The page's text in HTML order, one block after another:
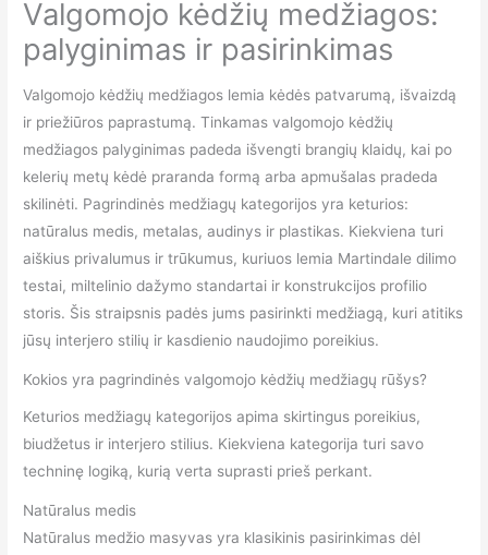
Valgomojo kėdžių medžiagos:
palyginimas ir pasirinkimas
Valgomojo kėdžių medžiagos lemia kėdės patvarumą, išvaizdą
ir priežiūros paprastumą. Tinkamas valgomojo kėdžių
medžiagos palyginimas padeda išvengti brangių klaidų, kai po
kelerių metų kėdė praranda formą arba apmušalas pradeda
skilinėti. Pagrindinės medžiagų kategorijos yra keturios:
natūralus medis, metalas, audinys ir plastikas. Kiekviena turi
aiškius privalumus ir trūkumus, kuriuos lemia Martindale dilimo
testai, miltelinio dažymo standartai ir konstrukcijos profilio
storis. Šis straipsnis padės jums pasirinkti medžiagą, kuri atitiks
jūsų interjero stilių ir kasdienio naudojimo poreikius.
Kokios yra pagrindinės valgomojo kėdžių medžiagų rūšys?
Keturios medžiagų kategorijos apima skirtingus poreikius,
biudžetus ir interjero stilius. Kiekviena kategorija turi savo
techninę logiką, kurią verta suprasti prieš perkant.
Natūralus medis
Natūralus medžio masyvas yra klasikinis pasirinkimas dėl